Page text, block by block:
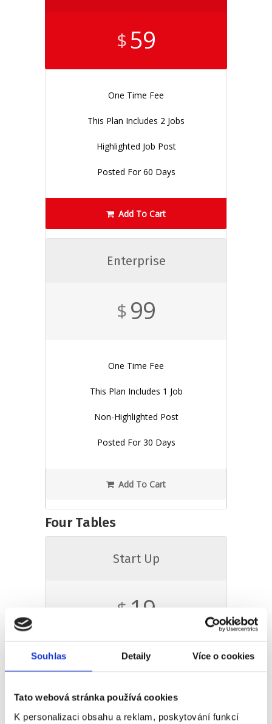
Souhlas Detaily Více o cookies
Tato webová stránka používá cookies
K personalizaci obsahu a reklam, poskytování funkcí
$59
One Time Fee
This Plan Includes 2 Jobs
Highlighted Job Post
Posted For 60 Days
Add To Cart
Enterprise
$99
One Time Fee
This Plan Includes 1 Job
Non-Highlighted Post
Posted For 30 Days
Add To Cart
Four Tables
Start Up
$ 19
One Time Fee
Non-Highlighted Post